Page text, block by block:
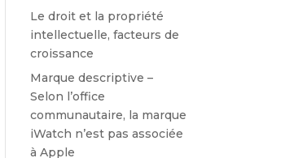
Le droit et la propriété
intellectuelle, facteurs de
croissance
Marque descriptive –
Selon l’office
communautaire, la marque
iWatch n’est pas associée
à Apple